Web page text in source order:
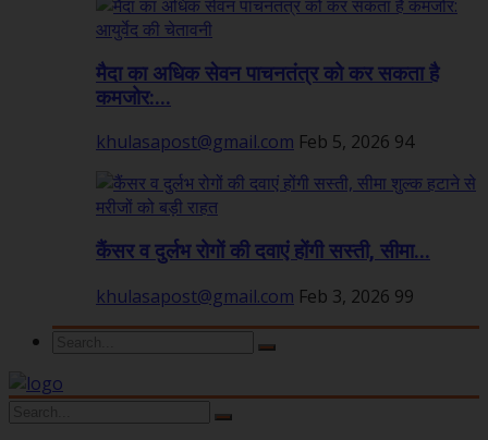
मैदा का अधिक सेवन पाचनतंत्र को कर सकता है
कमजोर:...
khulasapost@gmail.com Feb 5, 2026 94
कैंसर व दुर्लभ रोगों की दवाएं होंगी सस्ती, सीमा...
khulasapost@gmail.com Feb 3, 2026 99